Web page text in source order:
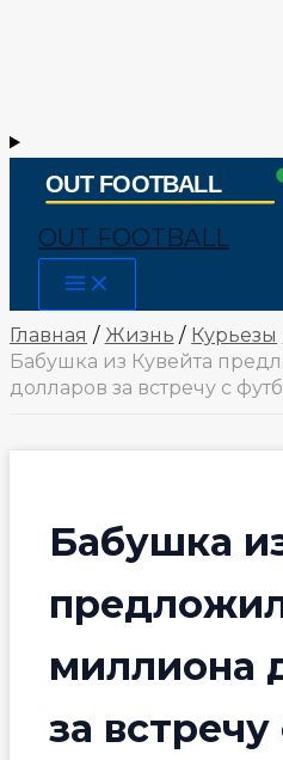
OUT FOOTBALL
Main
Menu
Главная
Жизнь
Курьезы
Бабушка из Кувейта
долларов за встречу с
Бабушка
миллиона
за встречу